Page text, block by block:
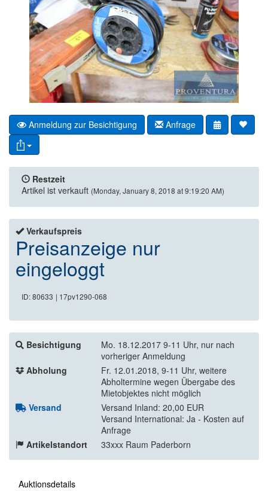
Anmeldung zur Besichtigung Anfrage
Restzeit
Artikel ist verkauft (Monday, January 8, 2018 at 9:19:20 AM)
Verkaufspreis
Preisanzeige nur
eingeloggt
ID: 80633 | 17pv1290-068
Besichtigung
Mo. 18.12.2017 9-11 Uhr, nur nach
vorheriger Anmeldung
Abholung
Fr. 12.01.2018, 9-11 Uhr, weitere
Abholtermine wegen Übergabe des
Mietobjektes nicht möglich
Versand
Versand Inland: 20,00 EUR
Versand International: Ja - Kosten auf
Anfrage
Artikelstandort
33xxx Raum Paderborn
Auktionsdetails